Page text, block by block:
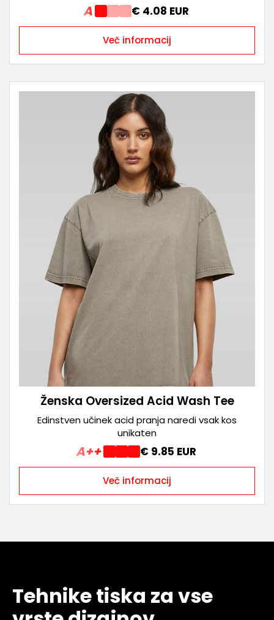
A € 4.08 EUR
Več informacij
Ženska Oversized Acid Wash Tee
Edinstven učinek acid pranja naredi vsak kos
unikaten
A++ € 9.85 EUR
Več informacij
Tehnike tiska za vse